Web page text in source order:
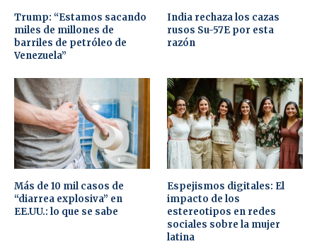
Trump: “Estamos sacando
miles de millones de
barriles de petróleo de
Venezuela”
India rechaza los cazas
rusos Su-57E por esta
razón
Más de 10 mil casos de
“diarrea explosiva” en
EE.UU.: lo que se sabe
Espejismos digitales: El
impacto de los
estereotipos en redes
sociales sobre la mujer
latina